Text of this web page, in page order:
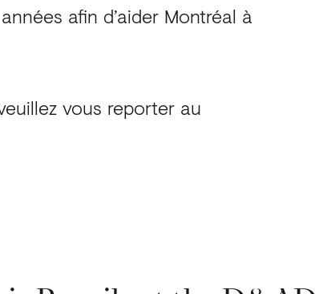
afin d’aider Montréal à
vous reporter au